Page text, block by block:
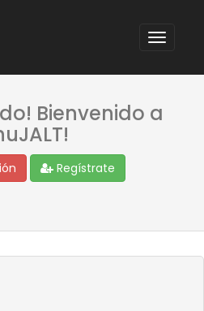
Bienvenido a
Regístrate